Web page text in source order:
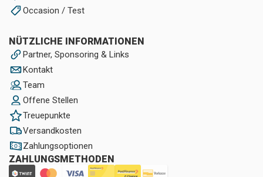
Occasion / Test
NÜTZLICHE INFORMATIONEN
Partner, Sponsoring & Links
Kontakt
Team
Offene Stellen
Treuepunkte
Versandkosten
Zahlungsoptionen
ZAHLUNGSMETHODEN